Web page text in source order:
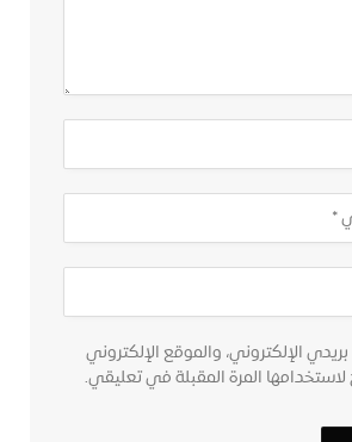
الإلكتروني، والموقع الإلكتروني
المرة المقبلة في تعليقي.